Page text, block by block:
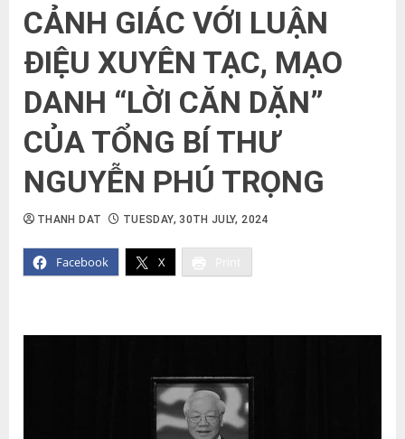
CẢNH GIÁC VỚI LUẬN
ĐIỆU XUYÊN TẠC, MẠO
DANH “LỜI CĂN DẶN”
CỦA TỔNG BÍ THƯ
NGUYỄN PHÚ TRỌNG
Facebook X
THANH DAT TUESDAY, 30TH JULY, 2024